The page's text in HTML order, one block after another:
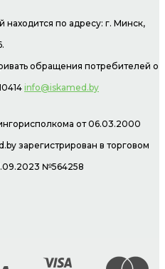
по адресу: г. Минск,
обращения потребителей о
info@iskamed.by
от 06.03.2000
зарегистрирован в торговом
№564258